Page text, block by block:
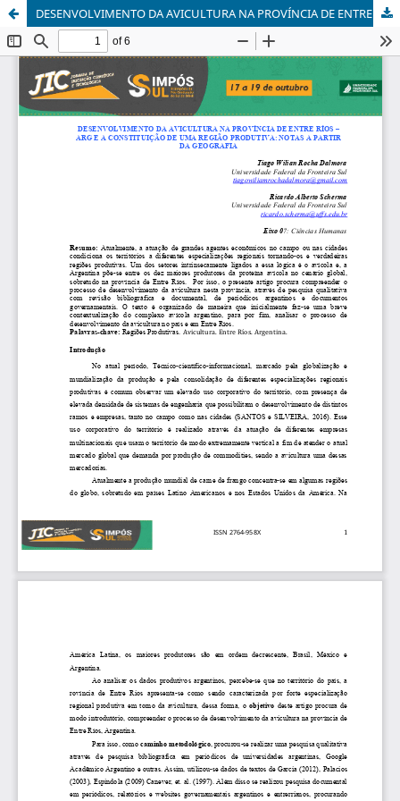
DESENVOLVIMENTO DA AVICULTURA NA PROVÍNCIA DE ENTRE RÍOS – ARG E A CONSTITUIÇÃO DE UMA REGIÃO PRODUTIVA